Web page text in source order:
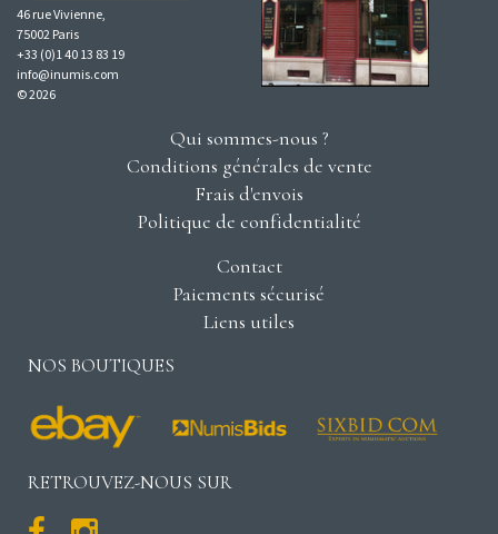
46 rue Vivienne,
75002 Paris
+33 (0)1 40 13 83 19
info@inumis.com
© 2026
Qui sommes-nous ?
Conditions générales de vente
Frais d'envois
Politique de confidentialité
Contact
Paiements sécurisé
Liens utiles
NOS BOUTIQUES
RETROUVEZ-NOUS SUR